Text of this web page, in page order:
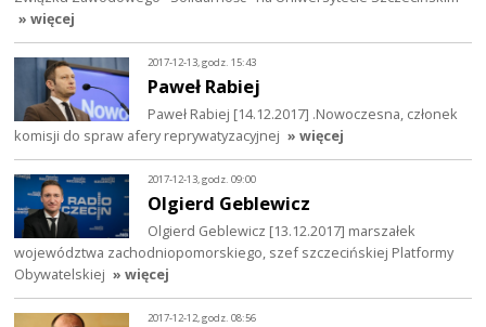
» więcej
2017-12-13, godz. 15:43
Paweł Rabiej
Paweł Rabiej [14.12.2017] .Nowoczesna, członek
komisji do spraw afery reprywatyzacyjnej » więcej
2017-12-13, godz. 09:00
Olgierd Geblewicz
Olgierd Geblewicz [13.12.2017] marszałek
województwa zachodniopomorskiego, szef szczecińskiej Platformy
Obywatelskiej » więcej
2017-12-12, godz. 08:56